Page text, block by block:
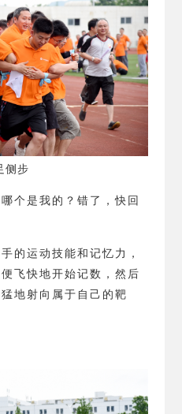
侧步
哪个是我的？错了，快回
的运动技能和记忆力，
飞快地开始记数，然后
地射向属于自己的靶